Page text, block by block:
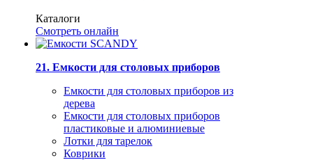
Каталоги
Смотреть онлайн
21. Емкости для столовых приборов
Емкости для столовых приборов из
дерева
Емкости для столовых приборов
пластиковые и алюминиевые
Лотки для тарелок
Коврики